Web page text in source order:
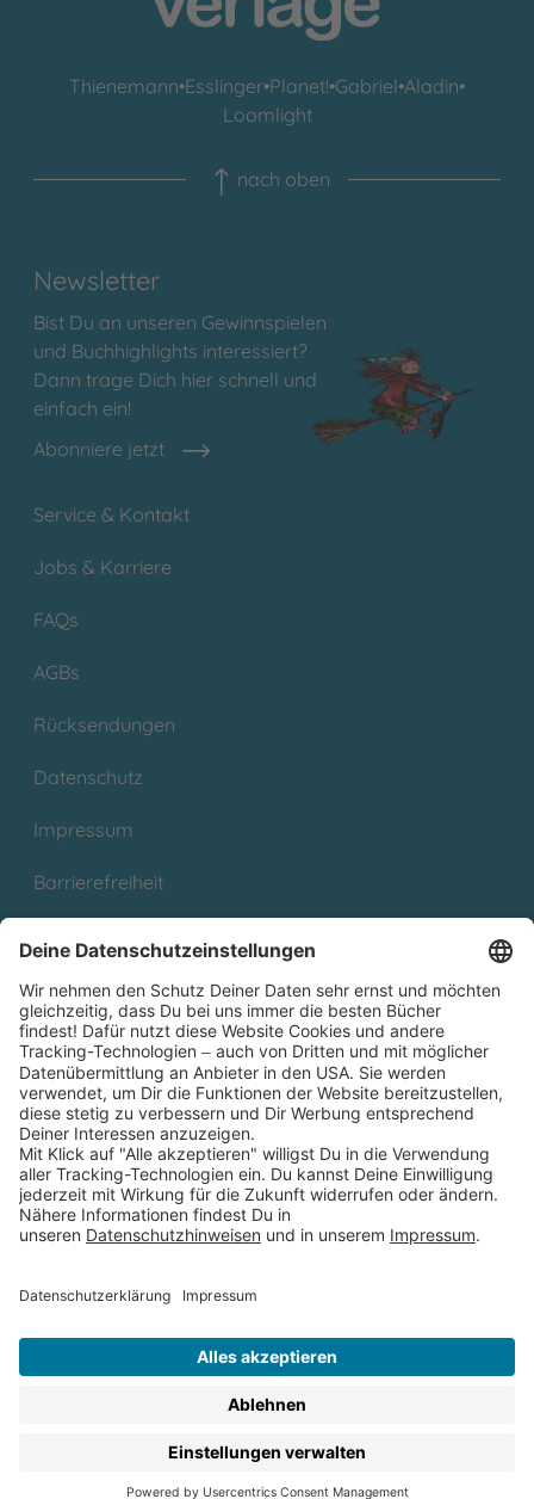
Thienemann•Esslinger•Planet!•Gabriel•Aladin•
Loomlight
nach oben
Newsletter
Bist Du an unseren Gewinnspielen
und Buchhighlights interessiert?
Dann trage Dich hier schnell und
einfach ein!
Abonniere jetzt
Service & Kontakt
Jobs & Karriere
FAQs
AGBs
Rücksendungen
Datenschutz
Impressum
Barrierefreiheit
Partnerprogramm (Affiliate)
Folge uns auf
* Versandkostenfrei ab 9,00 € Bestellwert innerhalb
Deutschlands
** Lieferzeit 1-3 Werktage innerhalb Deutschlands
Thienemann-Esslinger Verlag GmbH, Blumenstraße 36, D-70182